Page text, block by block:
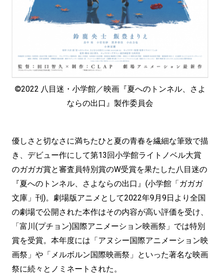
©2022 八目迷・小学館／映画『夏へのトンネル、さよ
ならの出口』製作委員会
優しさと切なさに満ちたひと夏の青春を繊細な筆致で描
き、デビュー作にして第13回小学館ライトノベル大賞
のガガガ賞と審査員特別賞のW受賞を果たした八目迷の
『夏へのトンネル、さよならの出口』(小学館「ガガガ
文庫」刊)。劇場版アニメとして2022年9月9日より全国
の劇場で公開された本作はその内容が高い評価を受け、
「富川(プチョン)国際アニメーション映画祭」では特別
賞を受賞。本年度には「アヌシー国際アニメーション映
画祭」や「メルボルン国際映画祭」といった著名な映画
祭に続々とノミネートされた。